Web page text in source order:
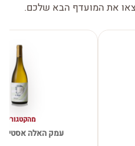
את המועדף הבא שלכם.
מהקטגוריה
עמק האלה אסטייט